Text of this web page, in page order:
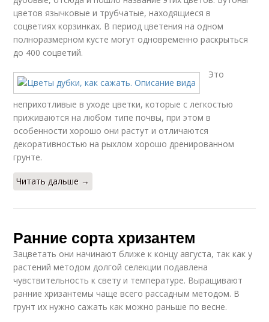
цветов язычковые и трубчатые, находящиеся в
соцветиях корзинках. В период цветения на одном
полноразмерном кусте могут одновременно раскрыться
до 400 соцветий.
Это
неприхотливые в уходе цветки, которые с легкостью
приживаются на любом типе почвы, при этом в
особенности хорошо они растут и отличаются
декоративностью на рыхлом хорошо дренированном
грунте.
Читать дальше →
Ранние сорта хризантем
Зацветать они начинают ближе к концу августа, так как у
растений методом долгой селекции подавлена
чувствительность к свету и температуре. Выращивают
ранние хризантемы чаще всего рассадным методом. В
грунт их нужно сажать как можно раньше по весне.